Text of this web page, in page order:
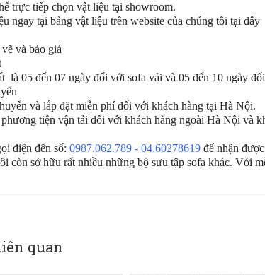
trực tiếp chọn vật liệu tại showroom.
ngay tại bảng vật liệu trên website của chúng tôi tại đây
và báo giá
là 05 đến 07 ngày đối với sofa vải và 05 đến 10 ngày
và lắp đặt miễn phí đối với khách hàng tại Hà Nội.
tiện vận tải đối với khách hàng ngoài Hà Nội và
điện đến số: 0987.062.789 - 04.60278619 để nhận
còn sở hữu rất nhiều những bộ sưu tập sofa khác. Với
quan